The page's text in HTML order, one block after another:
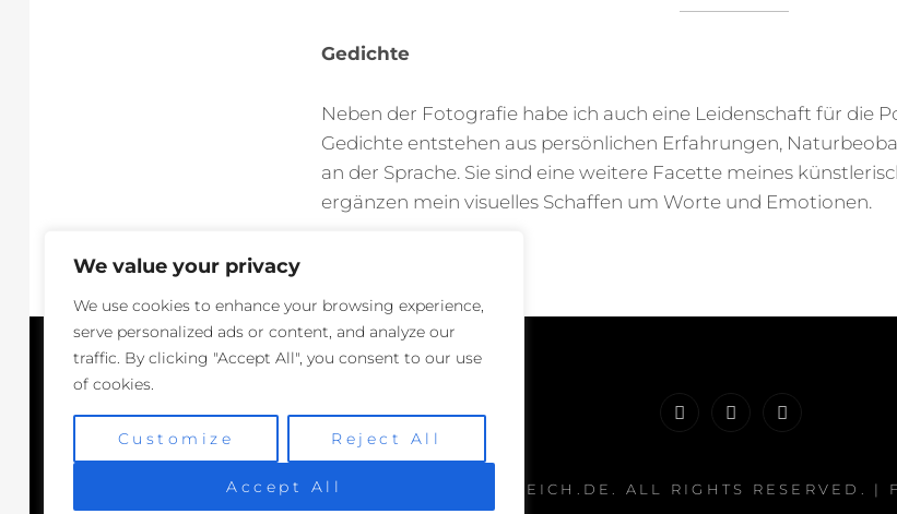
We value your privacy
We use cookies to enhance your browsing experience,
serve personalized ads or content, and analyze our
traffic. By clicking "Accept All", you consent to our use
of cookies.
Customize Reject All
Accept All
Gedichte
Neben der Fotografie habe ich auch eine Leidenschaft für die
Gedichte entstehen aus persönlichen Erfahrungen,
an der Sprache. Sie sind eine weitere Facette meines
ergänzen mein visuelles Schaffen um Worte und Emotionen.
COPYRIGHT © 2026 BLITZREICH.DE . ALL RIGHTS RESERVED. |